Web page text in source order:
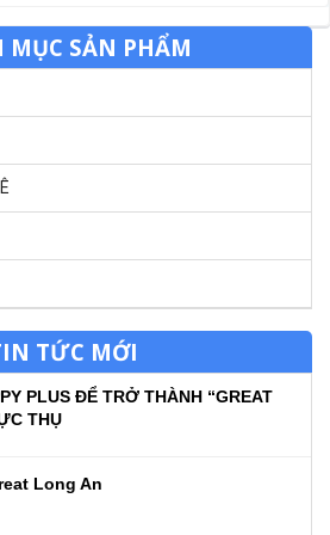
MỤC SẢN PHẨM
TỨC MỚI
PLUS ĐỂ TRỞ THÀNH “GREAT
THỤ
Long An